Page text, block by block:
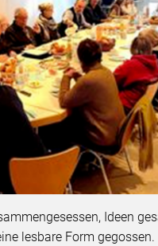
Ideen
lesbare Form gegossen.